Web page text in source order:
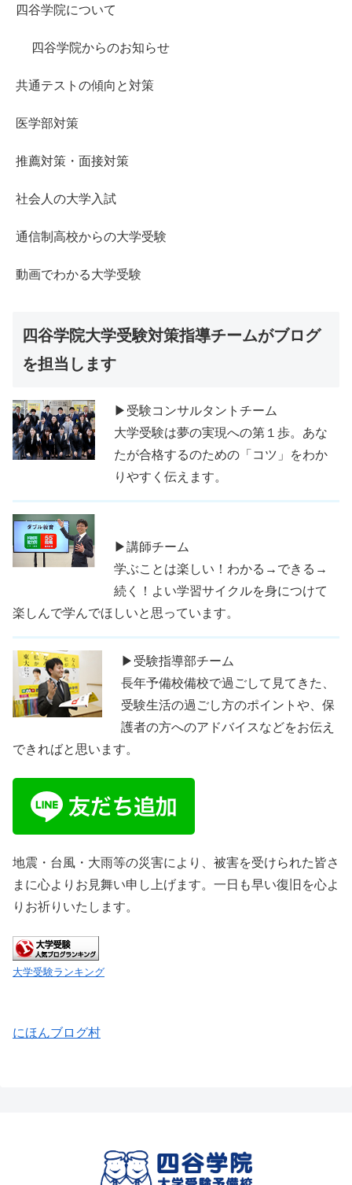
四谷学院について
四谷学院からのお知らせ
共通テストの傾向と対策
医学部対策
推薦対策・面接対策
社会人の大学入試
通信制高校からの大学受験
動画でわかる大学受験
四谷学院大学受験対策指導チームがブログ
を担当します
▶受験コンサルタントチーム
大学受験は夢の実現への第１歩。あな
たが合格するのための「コツ」をわか
りやすく伝えます。
▶講師チーム
学ぶことは楽しい！わかる→できる→
続く！よい学習サイクルを身につけて
楽しんで学んでほしいと思っています。
▶受験指導部チーム
長年予備校備校で過ごして見てきた、
受験生活の過ごし方のポイントや、保
護者の方へのアドバイスなどをお伝え
できればと思います。
地震・台風・大雨等の災害により、被害を受けられた皆さ
まに心よりお見舞い申し上げます。一日も早い復旧を心よ
りお祈りいたします。
大学受験ランキング
にほんブログ村